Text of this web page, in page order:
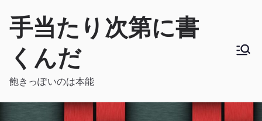
手当たり次第に書
くんだ
飽きっぽいのは本能